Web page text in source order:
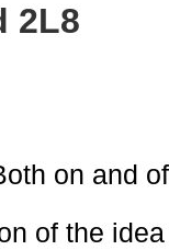
2L8
on and
of the